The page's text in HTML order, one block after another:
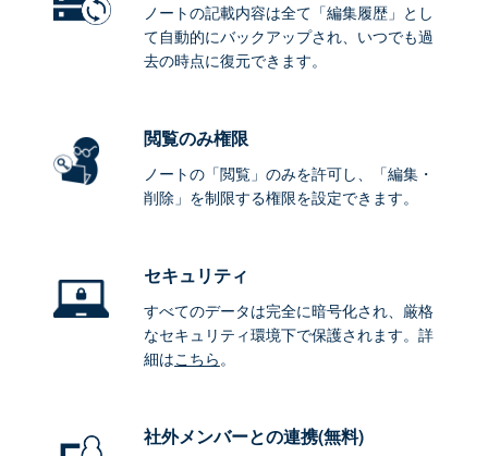
ノートの記載内容は全て「編集履歴」とし
て自動的にバックアップされ、いつでも過
去の時点に復元できます。
閲覧のみ権限
ノートの「閲覧」のみを許可し、「編集・
削除」を制限する権限を設定できます。
セキュリティ
すべてのデータは完全に暗号化され、厳格
なセキュリティ環境下で保護されます。詳
細はこちら。
社外メンバーとの連携(無料)